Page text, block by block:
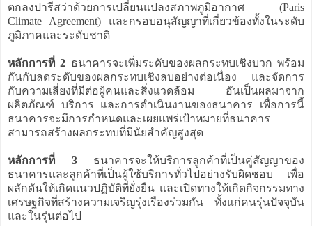
ตกลงปารีสว่าด้วยการเปลี่ยนแปลงสภาพภูมิอากาศ (Paris
Climate Agreement) และกรอบอนุสัญญาที่เกี่ยวข้องทั้งในระดับ
ภูมิภาคและระดับชาติ
หลักการที่ 2 ธนาคารจะเพิ่มระดับของผลกระทบเชิงบวก พร้อม
กันกับลดระดับของผลกระทบเชิงลบอย่างต่อเนื่อง และจัดการ
กับความเสี่ยงที่มีต่อผู้คนและสิ่งแวดล้อม อันเป็นผลมาจาก
ผลิตภัณฑ์ บริการ และการดำเนินงานของธนาคาร เพื่อการนี้
ธนาคารจะมีการกำหนดและเผยแพร่เป้าหมายที่ธนาคาร
สามารถสร้างผลกระทบที่มีนัยสำคัญสูงสุด
หลักการที่ 3ธนาคารจะให้บริการลูกค้าที่เป็นคู่สัญญาของ
ธนาคารและลูกค้าที่เป็นผู้ใช้บริการทั่วไปอย่างรับผิดชอบ เพื่อ
ผลักดันให้เกิดแนวปฏิบัติที่ยั่งยืน และเปิดทางให้เกิดกิจกรรมทาง
เศรษฐกิจที่สร้างความเจริญรุ่งเรืองร่วมกัน ทั้งแก่คนรุ่นปัจจุบัน
และในรุ่นต่อไป